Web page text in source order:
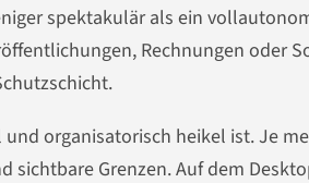
spektakulär als ein
Rechnungen oder
organisatorisch heikel ist. Je
sichtbare Grenzen. Auf dem